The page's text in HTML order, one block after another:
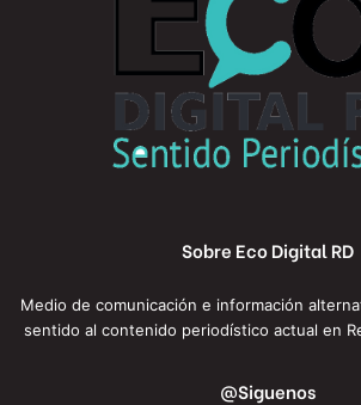
Sobre Eco Digital RD
Medio de comunicación e información
sentido al contenido periodístico actual en
@Siguenos